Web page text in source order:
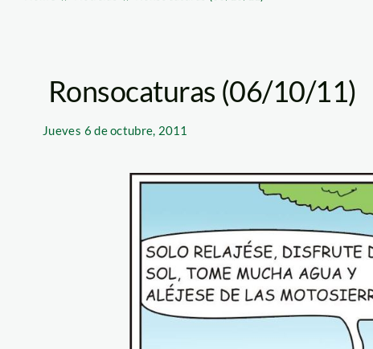
Ronsocaturas (06/10/11)
Jueves 6 de octubre, 2011